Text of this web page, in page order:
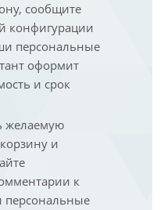
сообщите
конфигурации
персональные
оформит
и срок
желаемую
и
к
персональные